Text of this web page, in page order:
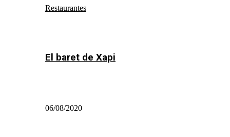
Restaurantes
El baret de Xapi
06/08/2020